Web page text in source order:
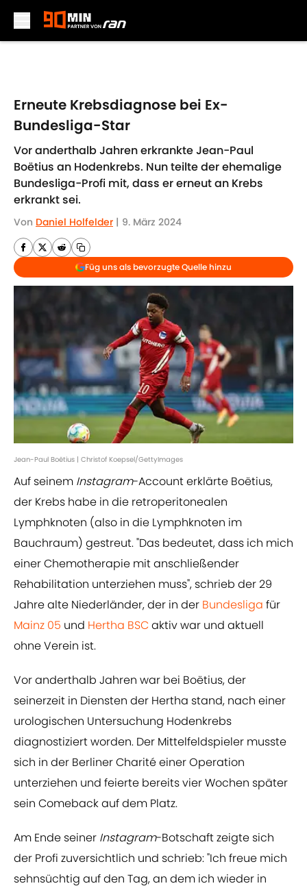
Erneute Krebsdiagnose bei Ex-
Bundesliga-Star
Vor anderthalb Jahren erkrankte Jean-Paul
Boëtius an Hodenkrebs. Nun teilte der ehemalige
Bundesliga-Profi mit, dass er erneut an Krebs
erkrankt sei.
Von Daniel Holfelder | 9. März 2024
Füg uns als bevorzugte Quelle hinzu
Jean-Paul Boëtius | Christof Koepsel/GettyImages
Auf seinem Instagram-Account erklärte Boëtius,
der Krebs habe in die retroperitonealen
Lymphknoten (also in die Lymphknoten im
Bauchraum) gestreut. "Das bedeutet, dass ich mich
einer Chemotherapie mit anschließender
Rehabilitation unterziehen muss", schrieb der 29
Jahre alte Niederländer, der in der Bundesliga für
Mainz 05 und Hertha BSCaktiv war und aktuell
ohne Verein ist.
Vor anderthalb Jahren war bei Boëtius, der
seinerzeit in Diensten der Hertha stand, nach einer
urologischen Untersuchung Hodenkrebs
diagnostiziert worden. Der Mittelfeldspieler musste
sich in der Berliner Charité einer Operation
unterziehen und feierte bereits vier Wochen später
sein Comeback auf dem Platz.
Am Ende seiner Instagram-Botschaft zeigte sich
der Profi zuversichtlich und schrieb: "Ich freue mich
sehnsüchtig auf den Tag, an dem ich wieder in